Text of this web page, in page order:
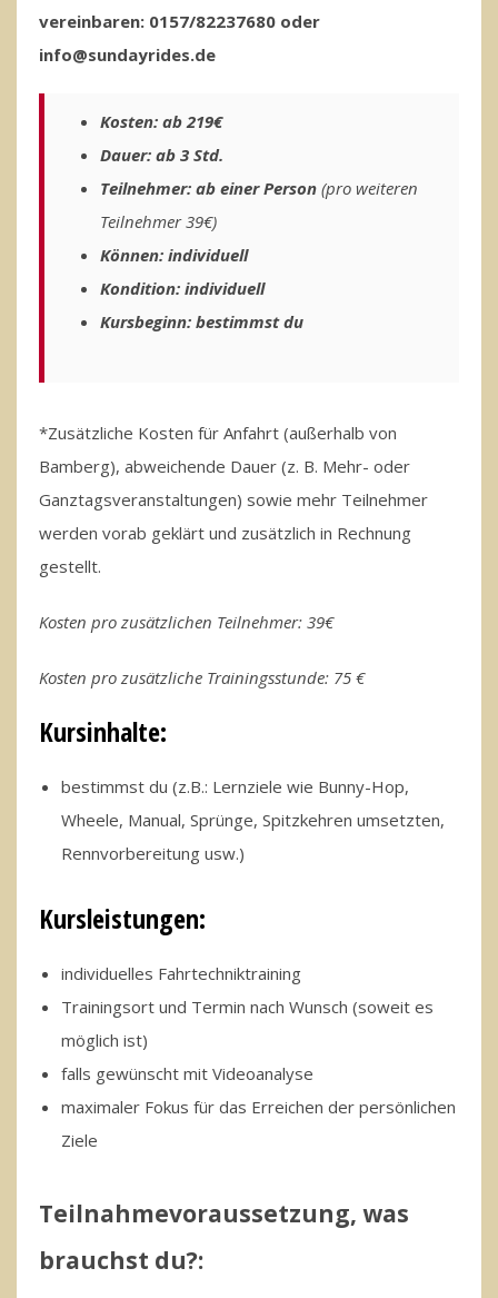
vereinbaren: 0157/82237680 oder
info@sundayrides.de
Kosten: ab 219€
Dauer: ab 3 Std.
Teilnehmer: ab einer Person (pro weiteren
Teilnehmer 39€)
Können: individuell
Kondition: individuell
Kursbeginn: bestimmst du
*Zusätzliche Kosten für Anfahrt (außerhalb von
Bamberg), abweichende Dauer (z. B. Mehr- oder
Ganztagsveranstaltungen) sowie mehr Teilnehmer
werden vorab geklärt und zusätzlich in Rechnung
gestellt.
Kosten pro zusätzlichen Teilnehmer: 39€
Kosten pro zusätzliche Trainingsstunde: 75 €
Kursinhalte:
bestimmst du (z.B.: Lernziele wie Bunny-Hop,
Wheele, Manual, Sprünge, Spitzkehren umsetzten,
Rennvorbereitung usw.)
Kursleistungen:
individuelles Fahrtechniktraining
Trainingsort und Termin nach Wunsch (soweit es
möglich ist)
falls gewünscht mit Videoanalyse
maximaler Fokus für das Erreichen der persönlichen
Ziele
Teilnahmevoraussetzung, was
brauchst du?: